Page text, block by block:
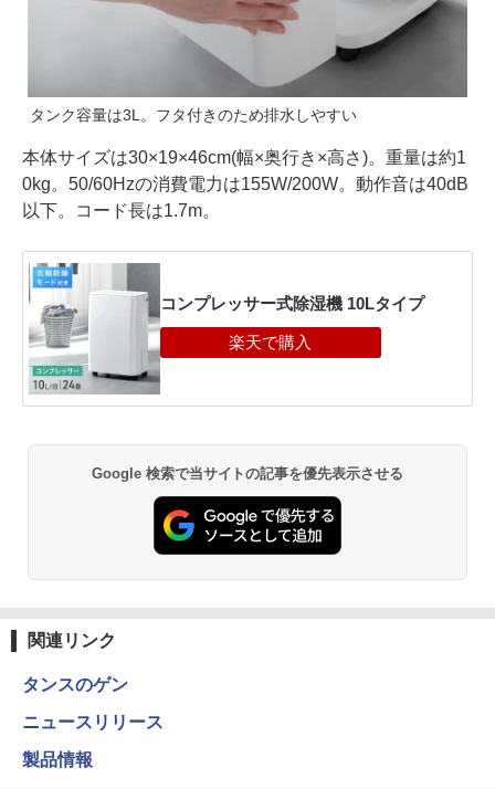
タンク容量は3L。フタ付きのため排水しやすい
本体サイズは30×19×46cm(幅×奥行き×高さ)。重量は約1
0kg。50/60Hzの消費電力は155W/200W。動作音は40dB
以下。コード長は1.7m。
コンプレッサー式除湿機 10Lタイプ
Google 検索で当サイトの記事を優先表示させる
関連リンク
タンスのゲン
ニュースリリース
製品情報